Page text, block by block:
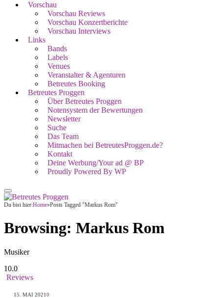
Vorschau
Vorschau Reviews
Vorschau Konzertberichte
Vorschau Interviews
Links
Bands
Labels
Venues
Veranstalter & Agenturen
Betreutes Booking
Betreutes Proggen
Über Betreutes Proggen
Notensystem der Bewertungen
Newsletter
Suche
Das Team
Mitmachen bei BetreutesProggen.de?
Kontakt
Deine Werbung/Your ad @ BP
Proudly Powered By WP
Du bist hier:Home»Posts Tagged "Markus Rom"
Browsing: Markus Rom
Musiker
10.0
Reviews
15. MAI 20210